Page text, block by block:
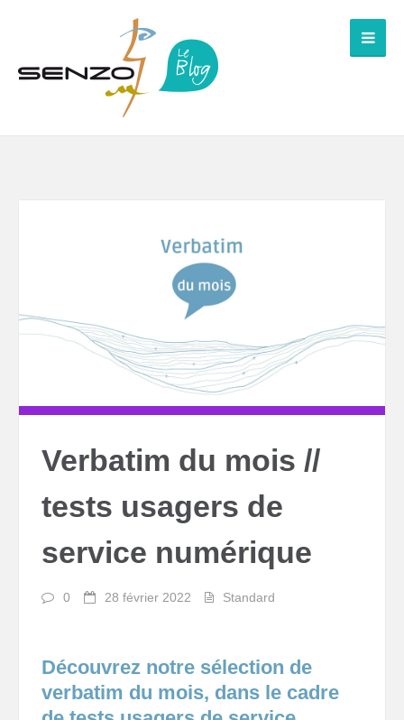
Verbatim du mois //
tests usagers de
service numérique
0 28 février 2022 Standard
Découvrez notre sélection de
verbatim du mois, dans le cadre